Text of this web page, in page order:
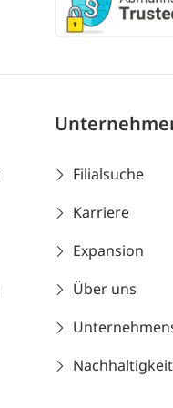
Filialsuche
Karriere
Expansion
Über uns